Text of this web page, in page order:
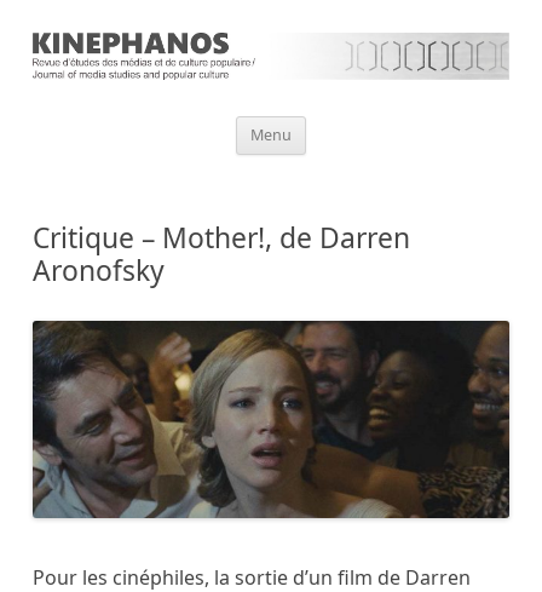
Menu
Critique – Mother!, de Darren
Aronofsky
Pour les cinéphiles, la sortie d’un film de Darren